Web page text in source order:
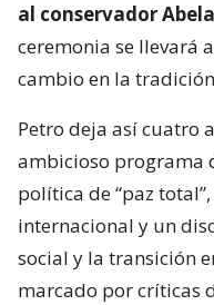
al conservador
ceremonia se llevará
cambio en la
Petro deja así cuatro
ambicioso programa
política de “paz
internacional y un
social y la transición
marcado por críticas